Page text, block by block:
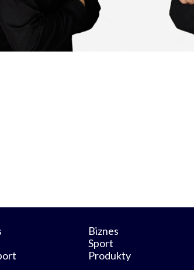
Biznes
Sport
Produkty